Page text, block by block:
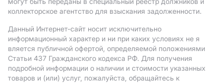
коллекторское агентство для взыскания задолженности.
Данный Интернет-сайт носит исключительно
информационный характер и ни при каких условиях не я
вляется публичной офертой, определяемой положениями
Статьи 437 Гражданского кодекса РФ. Для получения
подробной информации о наличии и стоимости указанных
товаров и (или) услуг, пожалуйста, обращайтесь к